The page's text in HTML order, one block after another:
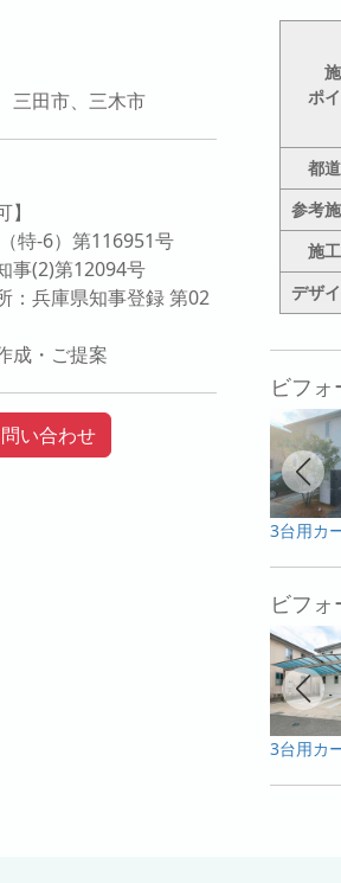
三田市、三木市
特-6）第116951号
事(2)第12094号
：兵庫県知事登録 第02
成・ご提案
い合わせ
ポ
都
参考
施
デザ
ビフ
ビフ